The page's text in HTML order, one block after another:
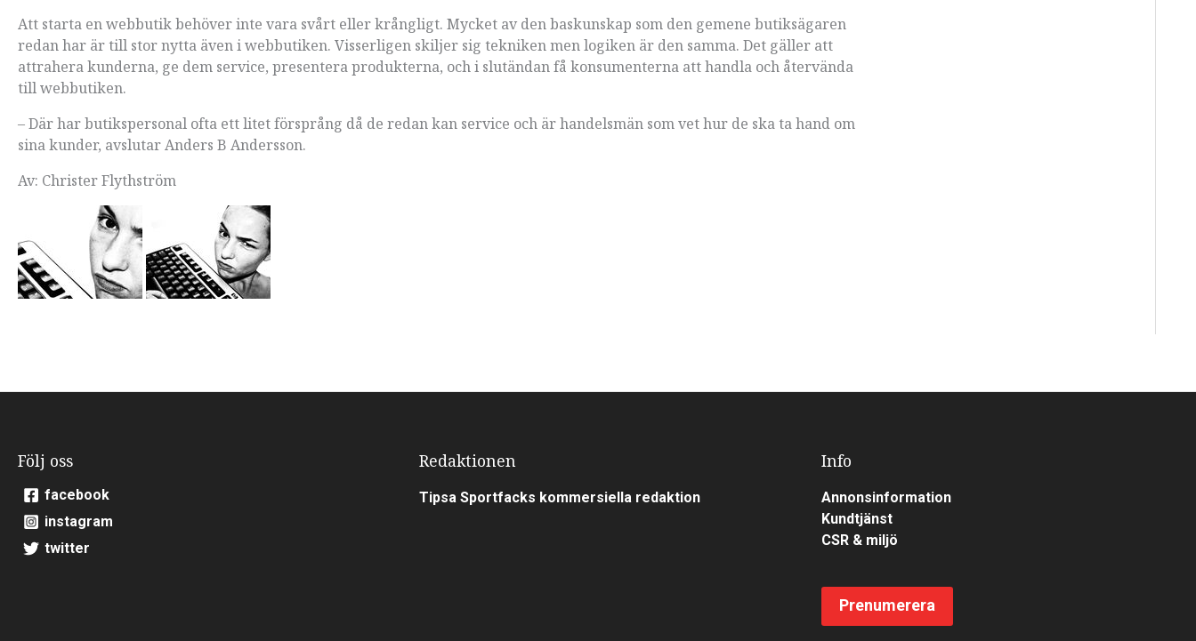
Att starta en webbutik behöver inte vara svårt eller krångligt. Mycket av den baskunskap som den gemene butiksägaren
redan har är till stor nytta även i webbutiken. Visserligen skiljer sig tekniken men logiken är den samma. Det gäller att
attrahera kunderna, ge dem service, presentera produkterna, och i slutändan få konsumenterna att handla och återvända
till webbutiken.
– Där har butikspersonal ofta ett litet försprång då de redan kan service och är handelsmän som vet hur de ska ta hand om
sina kunder, avslutar Anders B Andersson.
Av: Christer Flythström
Följ oss
facebook
instagram
twitter
Redaktionen
Tipsa Sportfacks kommersiella redaktion
Info
Annonsinformation
Kundtjänst
CSR & miljö
Prenumerera